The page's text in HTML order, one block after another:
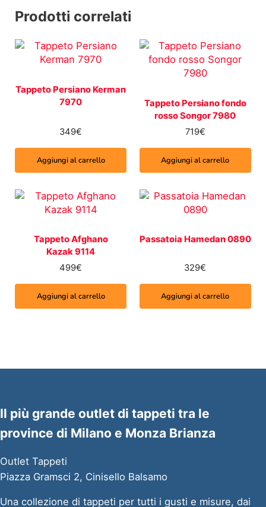
Prodotti correlati
Tappeto Persiano Kerman
7970
349€
Aggiungi al carrello
Tappeto Persiano fondo
rosso Songor 7980
719€
Aggiungi al carrello
Tappeto Afghano
Kazak 9114
499€
Aggiungi al carrello
Passatoia Hamedan 0890
329€
Aggiungi al carrello
Il più grande outlet di tappeti tra le
province di Milano e Monza Brianza
Outlet Tappeti
Piazza Gramsci 2, Cinisello Balsamo
Una collezione di tappeti per tutti i gusti e misure, dai